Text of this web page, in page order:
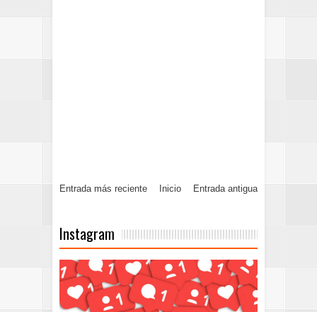
Entrada más reciente Entrada antigua
Inicio
Instagram